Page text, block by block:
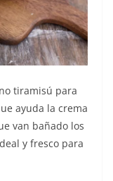
tiramisú para
ayuda la crema
van bañado los
y fresco para